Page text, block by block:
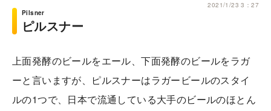
2021/1/23 3：27
Pilsner
ピルスナー
上面発酵のビールをエール、下面発酵のビールをラガ
ーと言いますが、ピルスナーはラガービールのスタイ
ルの1つで、日本で流通している大手のビールのほとん